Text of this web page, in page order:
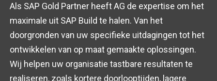
Als SAP Gold Partner heeft AG de expertise om het
maximale uit SAP Build te halen. Van het
doorgronden van uw specifieke uitdagingen tot het
ontwikkelen van op maat gemaakte oplossingen.
Wij helpen uw organisatie tastbare resultaten te
realiseren, zoals kortere doorlooptijden, lagere